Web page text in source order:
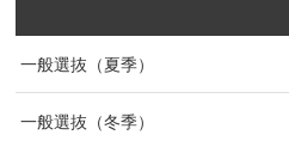
一般選抜（夏季）
一般選抜（冬季）